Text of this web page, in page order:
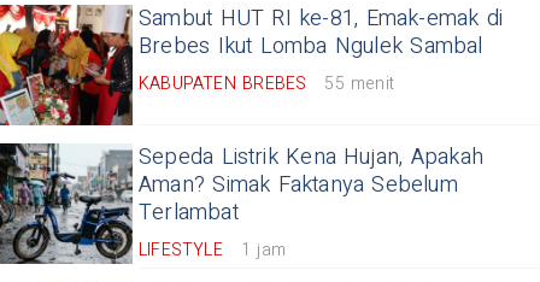
Sambut HUT RI ke-81, Emak-emak di
Brebes Ikut Lomba Ngulek Sambal
KABUPATEN BREBES 55 menit
Sepeda Listrik Kena Hujan, Apakah
Aman? Simak Faktanya Sebelum
Terlambat
LIFESTYLE 1 jam